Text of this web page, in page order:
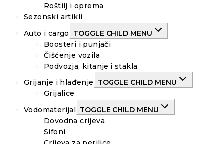
Roštilj i oprema
Sezonski artikli
Auto i cargo
TOGGLE CHILD MENU
Boosteri i punjači
Čišćenje vozila
Podvozja, kitanje i stakla
Grijanje i hlađenje
TOGGLE CHILD MENU
Grijalice
Vodomaterijal TOGGLE CHILD MENU
Dovodna crijeva
Sifoni